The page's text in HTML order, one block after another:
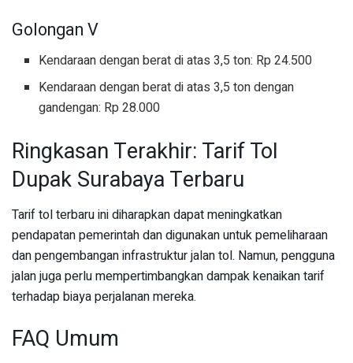
Golongan V
Kendaraan dengan berat di atas 3,5 ton: Rp 24.500
Kendaraan dengan berat di atas 3,5 ton dengan
gandengan: Rp 28.000
Ringkasan Terakhir: Tarif Tol
Dupak Surabaya Terbaru
Tarif tol terbaru ini diharapkan dapat meningkatkan
pendapatan pemerintah dan digunakan untuk pemeliharaan
dan pengembangan infrastruktur jalan tol. Namun, pengguna
jalan juga perlu mempertimbangkan dampak kenaikan tarif
terhadap biaya perjalanan mereka.
FAQ Umum